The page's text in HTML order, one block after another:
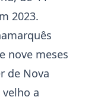
2023.
nove meses
de Nova
a